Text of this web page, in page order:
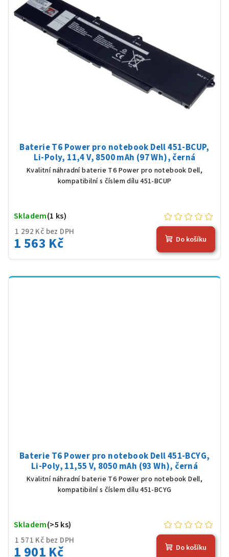
Baterie T6 Power pro notebook Dell 451-BCUP,
Li-Poly, 11,4 V, 8500 mAh (97 Wh), černá
Kvalitní náhradní baterie T6 Power pro notebook Dell,
kompatibilní s číslem dílu 451-BCUP
1 292 Kč bez DPH
1 563 Kč
Skladem(1 ks)
Do košíku
Baterie T6 Power pro notebook Dell 451-BCYG,
Li-Poly, 11,55 V, 8050 mAh (93 Wh), černá
Kvalitní náhradní baterie T6 Power pro notebook Dell,
kompatibilní s číslem dílu 451-BCYG
1 571 Kč bez DPH
1 901 Kč
Skladem(>5 ks)
Do košíku